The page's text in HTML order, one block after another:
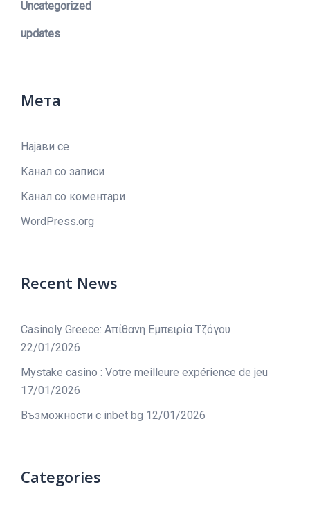
Uncategorized
updates
Мета
Најави се
Канал со записи
Канал со коментари
WordPress.org
Recent News
Casinoly Greece: Απίθανη Εμπειρία Τζόγου
22/01/2026
Mystake casino : Votre meilleure expérience de jeu
17/01/2026
Възможности с inbet bg 12/01/2026
Categories